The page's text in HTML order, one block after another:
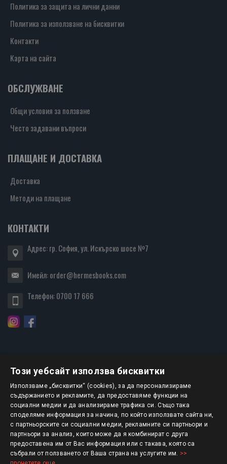
Политика за защита на лични данни
Политика за използване на бисквитки
Контакти
Карта на сайта
ОБСЛУЖВАНЕ
Общи условия за ползване
Често задавани въпроси
ПЛАЩАНЕ И ДОСТАВКА
Доставка
Методи на плащане
КОНТАКТИ
Адрес: гр. София, ул. Искърско шосе №7
Имейл:order@hermesbooks.com
Телефон:0700 17 666
БЮЛЕТИН
АБОНИРАНЕ
Авторско право © 2025 HERMESBOOKS.BG
Този уебсайт използва бисквитки
Използваме „бисквитки“ (cookies), за да персонализираме
съдържанието и рекламите, да предоставяме функции на
социални медии и да анализираме трафика си. Също така
споделяме информация за начина, по който използвате сайта ни,
с партньорските си социални медии, рекламните си партньори и
партньори за анализ, които може да я комбинират с друга
предоставена им от Вас информация или с такава, която са
събрали от ползването от Ваша страна на услугите им. >>